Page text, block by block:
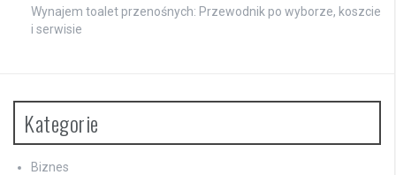
Wynajem toalet przenośnych: Przewodnik po wyborze, koszcie
i serwisie
Kategorie
Biznes